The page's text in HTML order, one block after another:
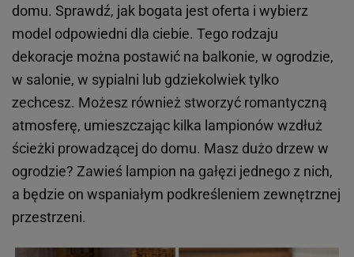
domu. Sprawdź, jak bogata jest oferta i wybierz
model odpowiedni dla ciebie. Tego rodzaju
dekoracje można postawić na balkonie, w ogrodzie,
w salonie, w sypialni lub gdziekolwiek tylko
zechcesz. Możesz również stworzyć romantyczną
atmosferę, umieszczając kilka lampionów wzdłuż
ścieżki prowadzącej do domu. Masz dużo drzew w
ogrodzie? Zawieś lampion na gałęzi jednego z nich,
a będzie on wspaniałym podkreśleniem zewnętrznej
przestrzeni.